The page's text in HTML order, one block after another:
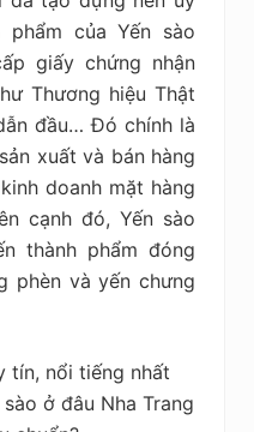
của Yến sào
giấy chứng nhận
Thương hiệu Thật
đầu… Đó chính là
xuất và bán hàng
doanh mặt hàng
cạnh đó, Yến sào
thành phẩm đóng
phèn và yến chưng